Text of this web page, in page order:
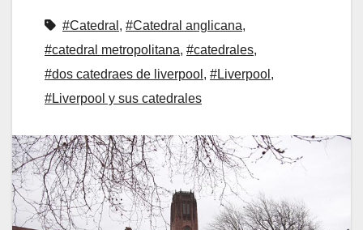
#Catedral , #Catedral anglicana,
#catedral metropolitana, #catedrales,
#dos catedraes de liverpool , #Liverpool ,
#Liverpool y sus catedrales